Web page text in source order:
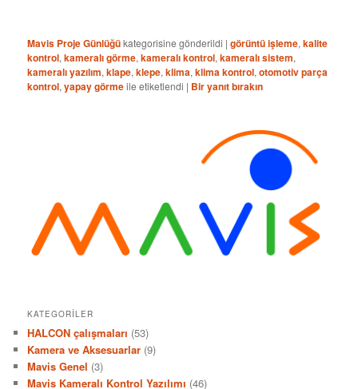
Mavis Proje Günlüğükategorisine gönderildi |görüntü işleme,kalite
kontrol,kameralı görme,kameralı kontrol,kameralı sistem,
kameralı yazılım,klape,klepe,klima,klima kontrol,otomotiv parça
kontrol,yapay görmeile etiketlendi | Bir yanıt bırakın
KATEGORILER
HALCON çalışmaları (53)
Kamera ve Aksesuarlar (9)
Mavis Genel (3)
Mavis Kameralı Kontrol Yazılımı (46)